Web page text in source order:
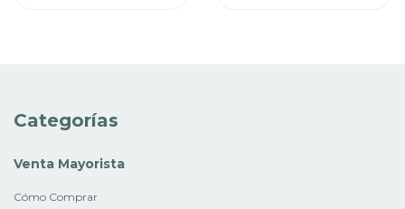
Categorías
Venta Mayorista
Cómo Comprar